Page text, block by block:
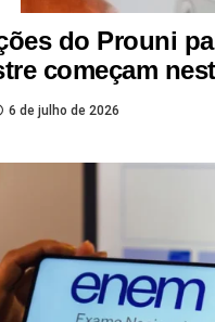
do Prouni
começam
6 de julho de 2026